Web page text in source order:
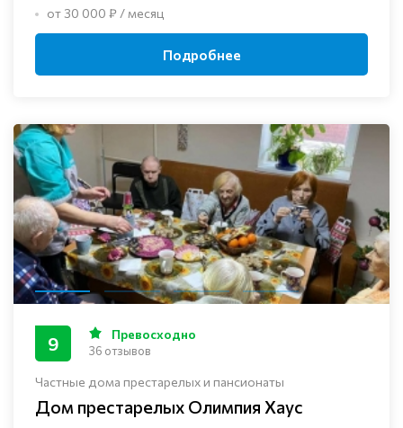
от 30 000 ₽ / месяц
Подробнее
Частные дома престарелых и пансионаты
Дом престарелых Олимпия Хаус
9 Превосходно
36 отзывов